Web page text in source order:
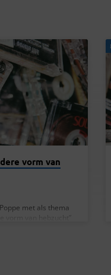
vorm van
met als thema
vorm van hebzucht”